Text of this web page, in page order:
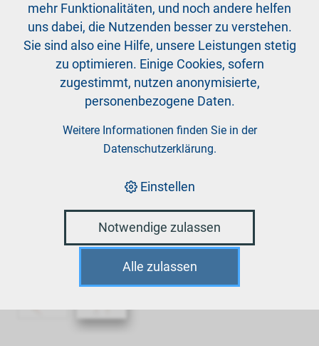
mehr Funktionalitäten, und noch andere helfen
uns dabei, die Nutzenden besser zu verstehen.
Sie sind also eine Hilfe, unsere Leistungen stetig
zu optimieren. Einige Cookies, sofern
zugestimmt, nutzen anonymisierte,
personenbezogene Daten.
Weitere Informationen finden Sie in der
Datenschutzerklärung.
Einstellen
Notwendige zulassen
Alle zulassen